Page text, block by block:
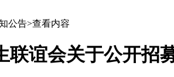
公告>查看内容
联谊会关于公开招